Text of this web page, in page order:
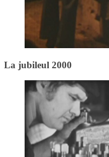
La jubileul 2000